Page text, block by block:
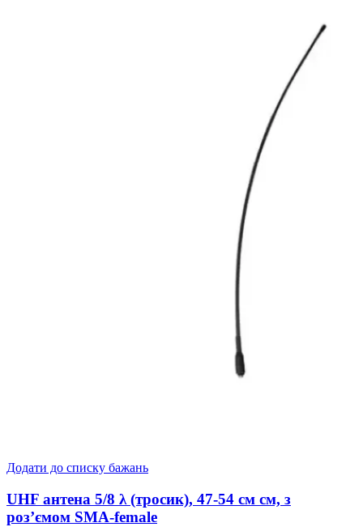
Додати до списку бажань
UHF антена 5/8 λ (тросик), 47-54 см см, з
роз’ємом SMA-female